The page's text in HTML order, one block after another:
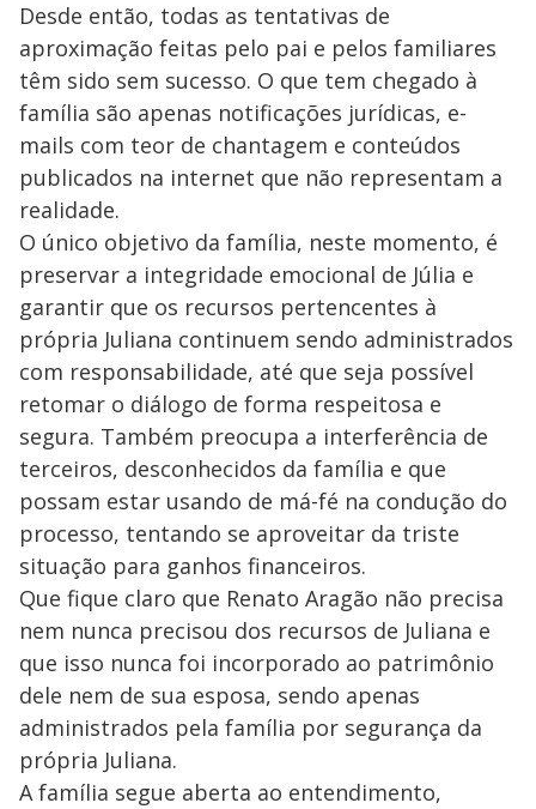
Desde então, todas as tentativas de
aproximação feitas pelo pai e pelos familiares
têm sido sem sucesso. O que tem chegado à
família são apenas notificações jurídicas, e-
mails com teor de chantagem e conteúdos
publicados na internet que não representam a
realidade.
O único objetivo da família, neste momento, é
preservar a integridade emocional de Júlia e
garantir que os recursos pertencentes à
própria Juliana continuem sendo administrados
com responsabilidade, até que seja possível
retomar o diálogo de forma respeitosa e
segura. Também preocupa a interferência de
terceiros, desconhecidos da família e que
possam estar usando de má-fé na condução do
processo, tentando se aproveitar da triste
situação para ganhos financeiros.
Que fique claro que Renato Aragão não precisa
nem nunca precisou dos recursos de Juliana e
que isso nunca foi incorporado ao patrimônio
dele nem de sua esposa, sendo apenas
administrados pela família por segurança da
própria Juliana.
A família segue aberta ao entendimento,